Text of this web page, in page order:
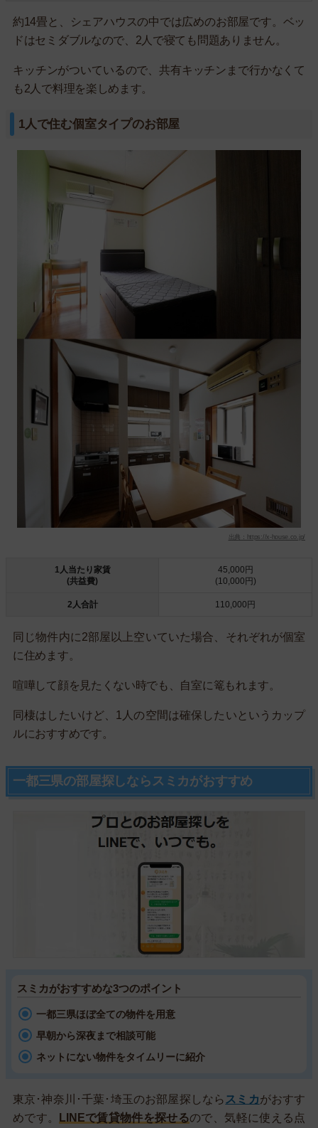
約14畳と、シェアハウスの中では広めのお部屋です。ベッ
ドはセミダブルなので、2人で寝ても問題ありません。
キッチンがついているので、共有キッチンまで行かなくて
も2人で料理を楽しめます。
1人で住む個室タイプのお部屋
出典：https://x-house.co.jp/
1人当たり家賃
(共益費)
45,000円
(10,000円)
2人合計 110,000円
同じ物件内に2部屋以上空いていた場合、それぞれが個室
に住めます。
喧嘩して顔を見たくない時でも、自室に篭もれます。
同棲はしたいけど、1人の空間は確保したいというカップ
ルにおすすめです。
一都三県の部屋探しならスミカがおすすめ
スミカがおすすめな3つのポイント
一都三県ほぼ全ての物件を用意
早朝から深夜まで相談可能
ネットにない物件をタイムリーに紹介
東京･神奈川･千葉･埼玉のお部屋探しなら スミカがおすす
めです。
LINEで賃貸物件を探せるので、気軽に使える点